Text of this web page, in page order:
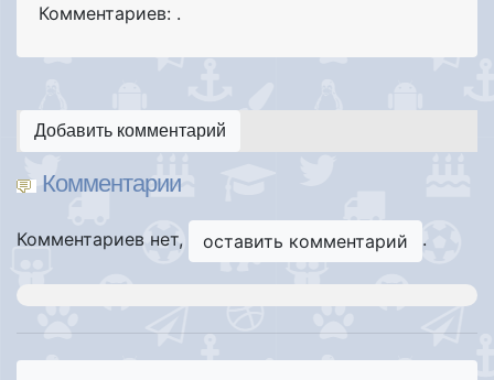
Комментариев: .
Добавить комментарий
Комментарии
Комментариев нет, оставить комментарий .